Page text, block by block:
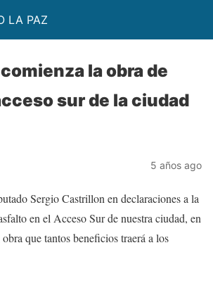
LA PAZ
la obra de
sur de la ciudad
5 años ago
Sergio Castrillon en declaraciones a la
en el Acceso Sur de nuestra ciudad, en
que tantos beneficios traerá a los